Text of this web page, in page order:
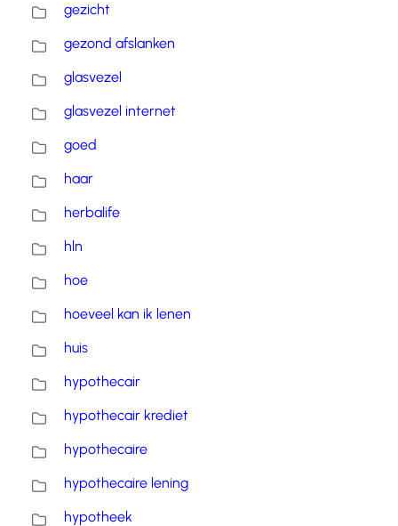
gezicht
gezond afslanken
glasvezel
glasvezel internet
goed
haar
herbalife
hln
hoe
hoeveel kan ik lenen
huis
hypothecair
hypothecair krediet
hypothecaire
hypothecaire lening
hypotheek